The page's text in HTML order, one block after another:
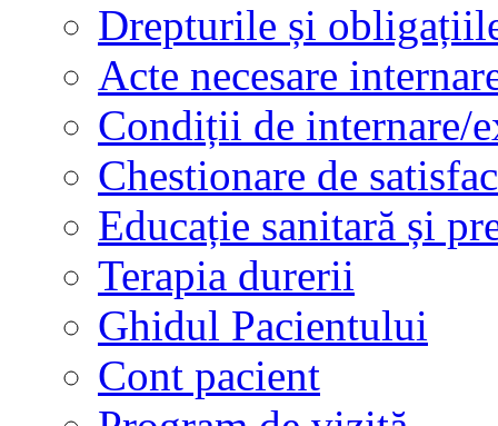
Drepturile și
Acte necesare
Condiții de internare/
Chestionare de
Educație sanitară și
Terapia durerii
Ghidul Pacientului
Cont pacient